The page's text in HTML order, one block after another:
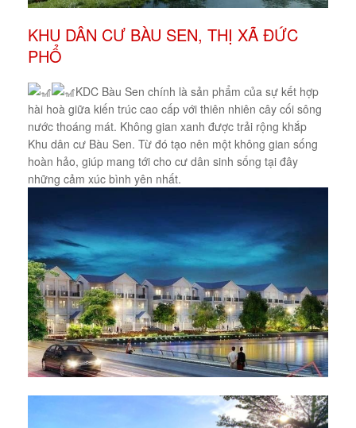
KHU DÂN CƯ BÀU SEN, THỊ XÃ ĐỨC
PHỔ
KDC Bàu Sen chính là sản phẩm của sự kết hợp
hài hoà giữa kiến trúc cao cấp với thiên nhiên cây cối sông
nước thoáng mát. Không gian xanh được trải rộng khắp
Khu dân cư Bàu Sen. Từ đó tạo nên một không gian sống
hoàn hảo, giúp mang tới cho cư dân sinh sống tại đây
những cảm xúc bình yên nhất.